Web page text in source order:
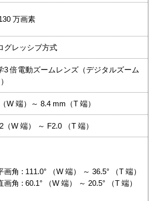
万画素
グレッシブ方式
3 倍電動ズームレンズ（デジタルズーム
W 端）～ 8.4 mm（T 端）
（W 端） ～ F2.0 （T 端）
画角 : 111.0° （W 端） ～ 36.5° （T 端）
画角 : 60.1° （W 端） ～ 20.5° （T 端）